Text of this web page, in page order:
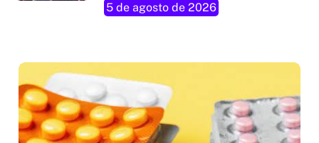
5 de agosto de 2026